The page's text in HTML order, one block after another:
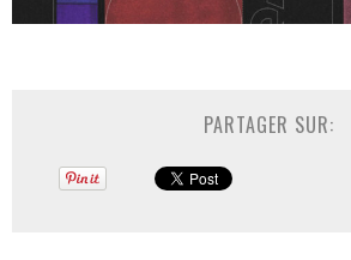
PARTAGER SUR: